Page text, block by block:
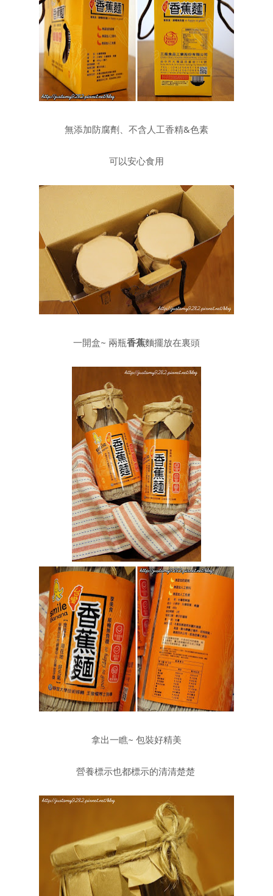
無添加防腐劑、不含人工香精&色素
可以安心食用
一開盒~ 兩瓶香蕉麵擺放在裏頭
拿出一瞧~ 包裝好精美
營養標示也都標示的清清楚楚